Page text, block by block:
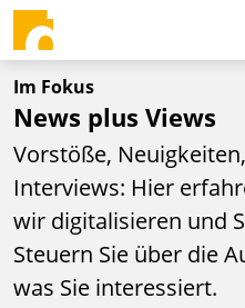
Im Fokus
News plus Views
Vorstöße,
Interviews: Hier
wir digitalisieren und
Steuern Sie über die
was Sie interessiert.